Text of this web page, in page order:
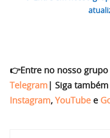
👉Entre no nosso
Telegram | Siga
Instagram, YouTube e